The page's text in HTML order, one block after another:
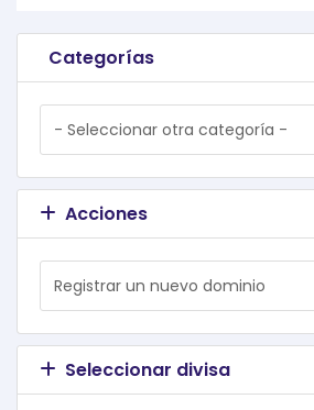
Categorías
Acciones
Seleccionar divisa